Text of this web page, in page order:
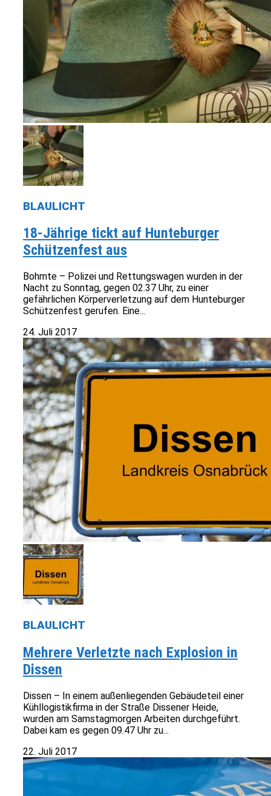
BLAULICHT
18-Jährige tickt auf Hunteburger
Schützenfest aus
Bohmte – Polizei und Rettungswagen wurden in der
Nacht zu Sonntag, gegen 02.37 Uhr, zu einer
gefährlichen Körperverletzung auf dem Hunteburger
Schützenfest gerufen. Eine...
24. Juli 2017
BLAULICHT
Mehrere Verletzte nach Explosion in
Dissen
Dissen – In einem außenliegenden Gebäudeteil einer
Kühllogistikfirma in der Straße Dissener Heide,
wurden am Samstagmorgen Arbeiten durchgeführt.
Dabei kam es gegen 09.47 Uhr zu...
22. Juli 2017